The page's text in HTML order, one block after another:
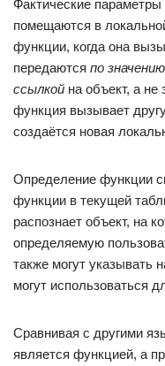
Фактические
помещаются в
функции, когда она
передаются по значению
ссылкой на объект, а
функция вызывает
создаётся новая
Определение функции
функции в текущей
распознает объект, на
определяемую
также могут указывать
могут использоваться
Сравнивая с другими
является функцией, а